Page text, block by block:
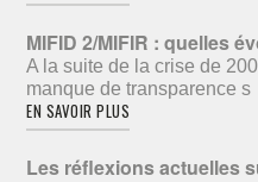
MIFID 2/MIFIR : quelles
A la suite de la crise de
manque de transparence s
EN SAVOIR PLUS
Les réflexions actuelles